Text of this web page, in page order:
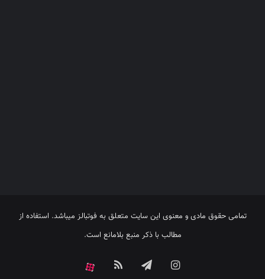
تمامی حقوق مادی و معنوی این سایت متعلق به فوتبالز میباشد. استفاده از
مطالب با ذکر منبع بلامانع است.
اینستاگرامتلگرام خوراک